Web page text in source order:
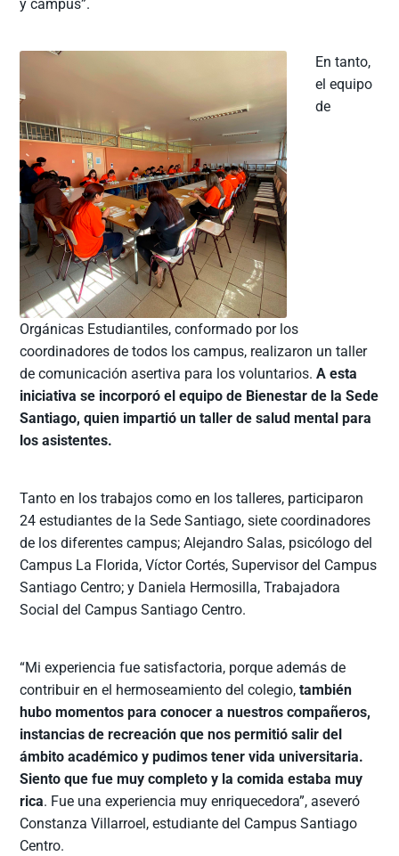
y campus”.
En tanto,
el equipo
de
Orgánicas Estudiantiles, conformado por los
coordinadores de todos los campus, realizaron un taller
de comunicación asertiva para los voluntarios.A esta
iniciativa se incorporó el equipo de Bienestar de la Sede
Santiago, quien impartió un taller de salud mental para
los asistentes.
Tanto en los trabajos como en los talleres, participaron
24 estudiantes de la Sede Santiago, siete coordinadores
de los diferentes campus; Alejandro Salas, psicólogo del
Campus La Florida, Víctor Cortés, Supervisor del Campus
Santiago Centro; y Daniela Hermosilla, Trabajadora
Social del Campus Santiago Centro.
“Mi experiencia fue satisfactoria, porque además de
contribuir en el hermoseamiento del colegio,también
hubo momentos para conocer a nuestros compañeros,
instancias de recreación que nos permitió salir del
ámbito académico y pudimos tener vida universitaria.
Siento que fue muy completo y la comida estaba muy
rica. Fue una experiencia muy enriquecedora”, aseveró
Constanza Villarroel, estudiante del Campus Santiago
Centro.